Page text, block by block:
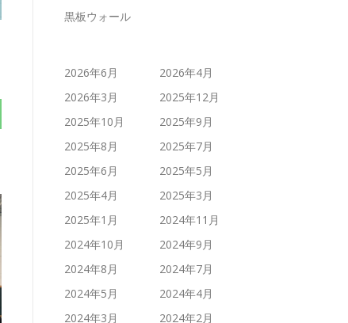
黒板ウォール
2026年6月
2026年4月
2026年3月
2025年12月
2025年10月
2025年9月
2025年8月
2025年7月
2025年6月
2025年5月
2025年4月
2025年3月
2025年1月
2024年11月
2024年10月
2024年9月
2024年8月
2024年7月
2024年5月
2024年4月
2024年3月
2024年2月